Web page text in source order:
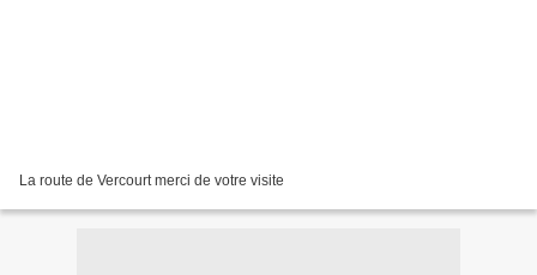
La route de Vercourt merci de votre visite